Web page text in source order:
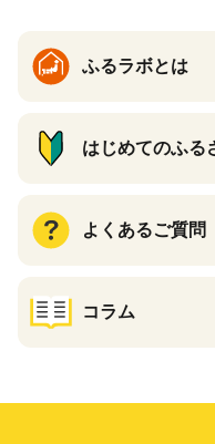
ふるラボとは
はじめてのふる
よくあるご質問
コラム